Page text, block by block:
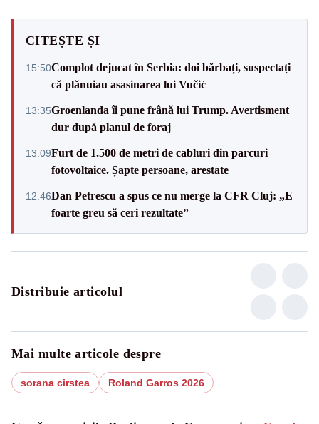
CITEȘTE ȘI
15:50Complot dejucat în Serbia: doi bărbați, suspectați
că plănuiau asasinarea lui Vučić
13:35Groenlanda îi pune frână lui Trump. Avertisment
dur după planul de foraj
13:09Furt de 1.500 de metri de cabluri din parcuri
fotovoltaice. Șapte persoane, arestate
12:46Dan Petrescu a spus ce nu merge la CFR Cluj: „E
foarte greu să ceri rezultate”
Distribuie articolul
Mai multe articole despre
sorana cirstea Roland Garros 2026